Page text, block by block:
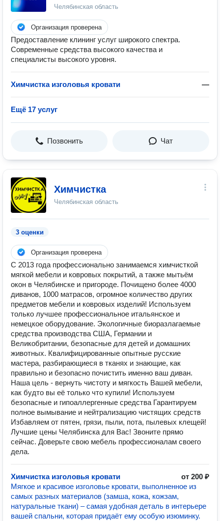
Челябинская область
Организация проверена
Предоставление клининг услуг широкого спектра.
Современные средства высокого качества и
специалисты высокого уровня.
Химчистка изголовья кровати —
Ещё 17 услуг
Позвонить Чат
Химчистка
Челябинская область
3 оценки
Организация проверена
С 2013 года профессионально занимаемся химчисткой
мягкой мебели и ковровых покрытий, а также мытьём
окон в Челябинске и пригороде. Почищено более 4000
диванов, 1000 матрасов, огромное количество других
предметов мебели и ковровых изделий! Используем
только лучшее профессиональное итальянское и
немецкое оборудование. Экологичные биоразлагаемые
средства производства США, Германии и
Великобритании, безопасные для детей и домашних
животных. Квалифицированные опытные русские
мастера, разбирающиеся в тканях и знающие, как
правильно и безопасно почистить именно ваш диван.
Наша цель - вернуть чистоту и мягкость Вашей мебели,
как будто вы её только что купили! Используем
безопасные и гипоаллергенные средства Гарантируем
полное вымывание и нейтрализацию чистящих средств
Избавляем от пятен, грязи, пыли, пота, пылевых клещей!
Лучшие цены Челябинска для Вас! Звоните прямо
сейчас. Доверьте свою мебель профессионалам своего
дела.
Химчистка изголовья кровати
от 200 ₽
Мягкое и красивое изголовье кровати, выполненное из
самых разных материалов (замша, кожа, кожзам,
натуральные ткани) – самая удобная деталь в интерьере
вашей спальни, которая придаёт ему особую изюминку.